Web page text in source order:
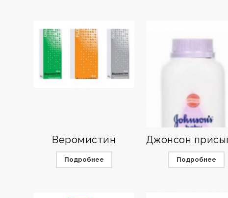
Веромистин
Подробнее Подробнее